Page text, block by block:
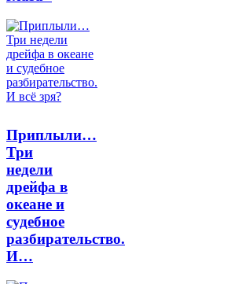
Приплыли…
Три
недели
дрейфа в
океане и
судебное
разбирательство.
И…